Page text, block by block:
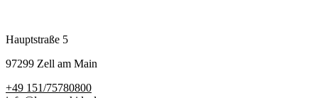
Hauptstraße 5
97299 Zell am Main
+49 151/75780800